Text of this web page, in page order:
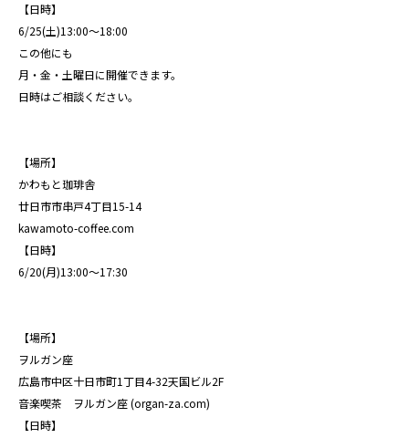
【日時】
6/25(土)13:00～18:00
この他にも
月・金・土曜日に開催できます。
日時はご相談ください。
【場所】
かわもと珈琲舎
廿日市市串戸4丁目15-14
kawamoto-coffee.com
【日時】
6/20(月)13:00～17:30
【場所】
ヲルガン座
広島市中区十日市町1丁目4-32天国ビル2F
音楽喫茶 ヲルガン座 (organ-za.com)
【日時】